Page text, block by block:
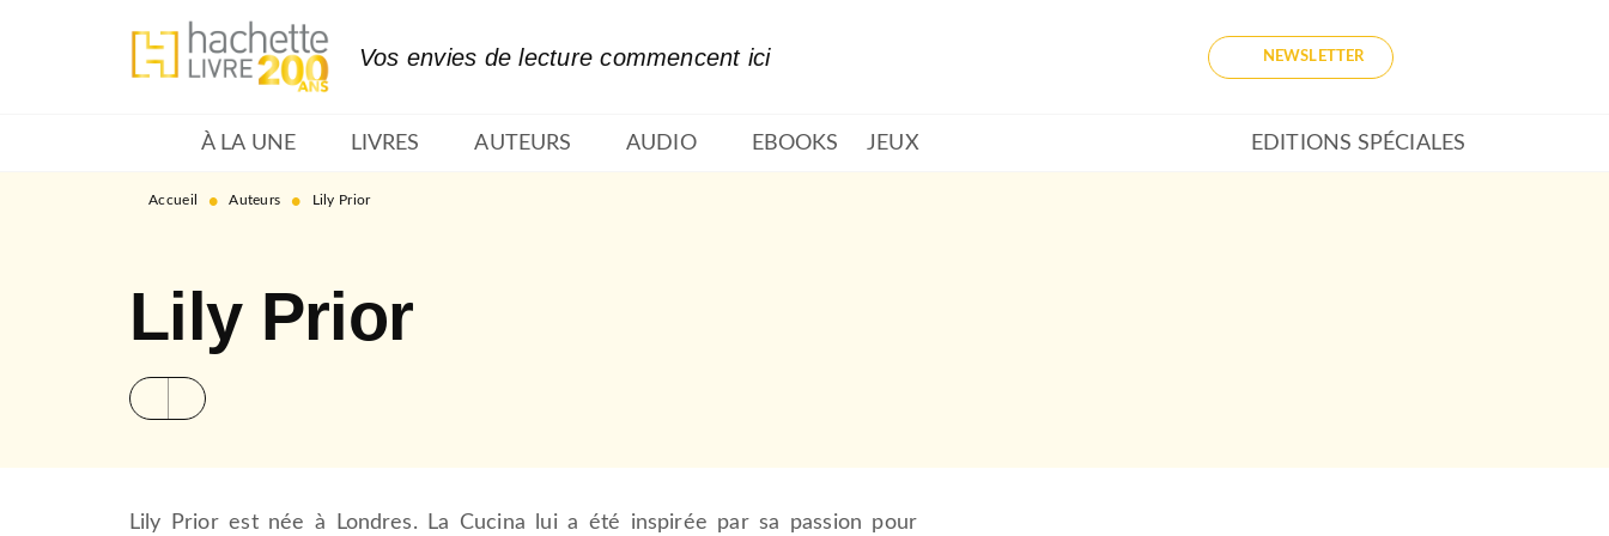
MENU RECHERCHE
Vos envies de lecture commencent ici NEWSLETTER
À LA UNE LIVRES AUTEURS AUDIO EBOOKS JEUX EDITIONS SPÉCIALES
Accueil • Auteurs • Lily Prior
Lily Prior
Lily Prior est née à Londres. La Cucina lui a été inspirée par sa passion pour